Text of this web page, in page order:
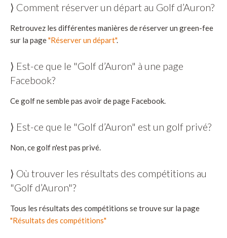
⟩ Comment réserver un départ au Golf d’Auron?
Retrouvez les différentes manières de réserver un green-fee
sur la page"Réserver un départ".
⟩ Est-ce que le "Golf d’Auron" à une page
Facebook?
Ce golf ne semble pas avoir de page Facebook.
⟩ Est-ce que le "Golf d’Auron" est un golf privé?
Non, ce golf n'est pas privé.
⟩ Où trouver les résultats des compétitions au
"Golf d’Auron"?
Tous les résultats des compétitions se trouve sur la page
"Résultats des compétitions"